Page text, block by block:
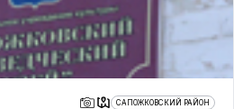
САПОЖКОВСКИЙ РАЙОН